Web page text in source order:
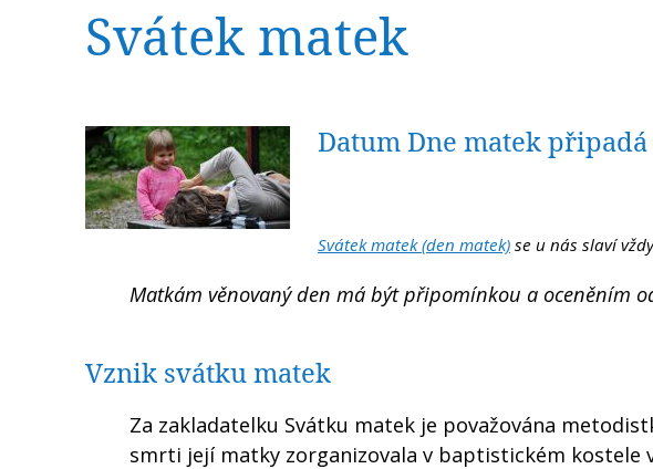
Svátek matek
Datum Dne matek
Svátek matek (den matek) se u nás slaví
Matkám věnovaný den má být připomínkou a oceněním
Vznik svátku matek
Za zakladatelku Svátku matek je považována
smrti její matky zorganizovala v baptistickém kostele